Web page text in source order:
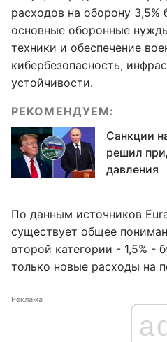
расходов на оборону 3,5%
основные оборонные
техники и обеспечение
кибербезопасность,
устойчивости.
РЕКОМЕНДУЕМ:
Санкции
решил
давления
По данным источников
существует общее
второй категории - 1,5% -
только новые расходы на
Реклама